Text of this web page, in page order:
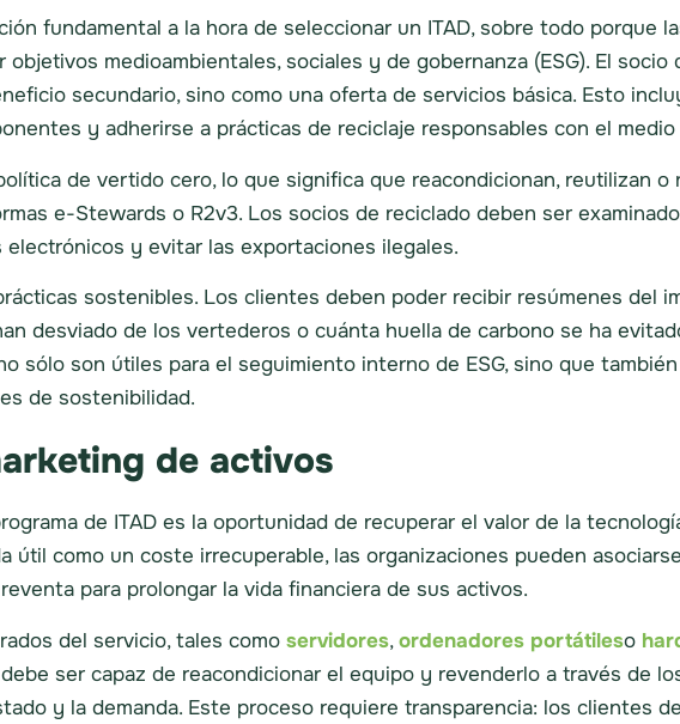
fundamental a la hora de seleccionar un ITAD, sobre todo porque
medioambientales, sociales y de gobernanza (ESG). El socio
secundario, sino como una oferta de servicios básica. Esto
y adherirse a prácticas de reciclaje responsables con el
de vertido cero, lo que significa que reacondicionan, reutilizan o
e-Stewards o R2v3. Los socios de reciclado deben ser
y evitar las exportaciones ilegales.
sostenibles. Los clientes deben poder recibir resúmenes del
desviado de los vertederos o cuánta huella de carbono se ha
sólo son útiles para el seguimiento interno de ESG, sino que
de sostenibilidad.
de activos
de ITAD es la oportunidad de recuperar el valor de la
útil como un coste irrecuperable, las organizaciones pueden
para prolongar la vida financiera de sus activos.
del servicio, tales como servidores,ordenadores portátileso
ser capaz de reacondicionar el equipo y revenderlo a través de
y la demanda. Este proceso requiere transparencia: los clientes